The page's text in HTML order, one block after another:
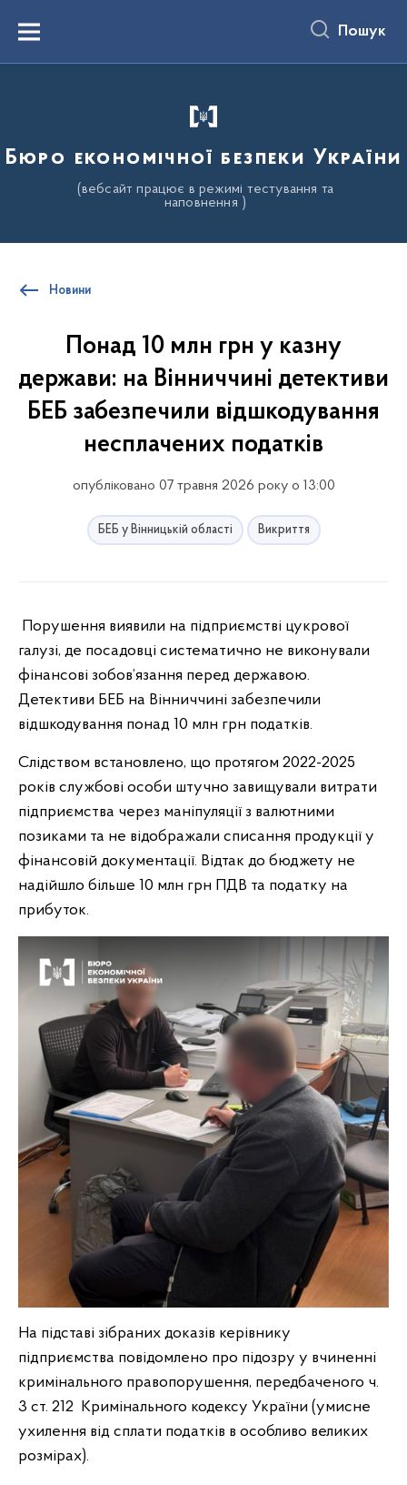
вмістуMenu Пошук
Бюро економічної безпеки України
(вебсайт працює в режимі тестування та
наповнення )
Новини
Понад 10 млн грн у казну
держави: на Вінниччині детективи
БЕБ забезпечили відшкодування
несплачених податків
опубліковано 07 травня 2026 року о 13:00
БЕБ у Вінницькій області Викриття
Порушення виявили на підприємстві цукрової
галузі, де посадовці систематично не виконували
фінансові зобов’язання перед державою.
Детективи БЕБ на Вінниччині забезпечили
відшкодування понад 10 млн грн податків.
Слідством встановлено, що протягом 2022-2025
років службові особи штучно завищували витрати
підприємства через маніпуляції з валютними
позиками та не відображали списання продукції у
фінансовій документації. Відтак до бюджету не
надійшло більше 10 млн грн ПДВ та податку на
прибуток.
На підставі зібраних доказів керівнику
підприємства повідомлено про підозру у вчиненні
кримінального правопорушення, передбаченого ч.
3 ст. 212 Кримінального кодексу України (умисне
ухилення від сплати податків в особливо великих
розмірах).